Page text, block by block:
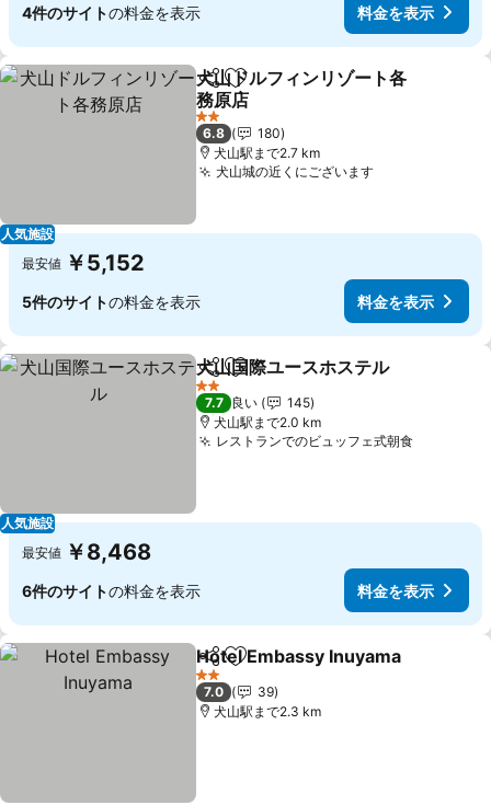
4件のサイトの料金を表示 料金を表示
人気施設
シェアお気に入りに追加
犬山ドルフィンリゾート各
務原店
2 ホテルのランク
6.8
180
犬山駅まで2.7 km
犬山城の近くにございます
最安値 ￥5,152
5件のサイトの料金を表示 料金を表示
人気施設
シェアお気に入りに追加
犬山国際ユースホステル
2 ホテルのランク
7.7 良い
145
犬山駅まで2.0 km
レストランでのビュッフェ式朝食
最安値 ￥8,468
6件のサイトの料金を表示 料金を表示
シェアお気に入りに追加
Hotel Embassy Inuyama
2 ホテルのランク
7.0
39
犬山駅まで2.3 km